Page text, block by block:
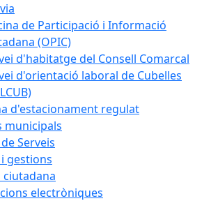
de Participació i Informació
(OPIC)
d'habitatge del Consell Comarcal
d'orientació laboral de Cubelles
d'estacionament regulat
municipals
Serveis
gestions
ciutadana
electròniques